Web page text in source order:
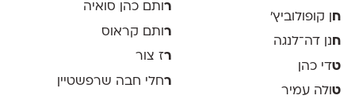
ח
ן קופולוביץ'
חנן דה־לנגה
טדי כהן
טולה עמיר
ר ותם כהן סואיה
ר ותם קראוס
רז צור
רחלי חבה שרפשטיין